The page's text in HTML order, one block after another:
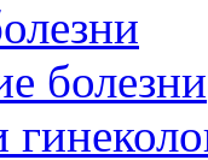
болезни